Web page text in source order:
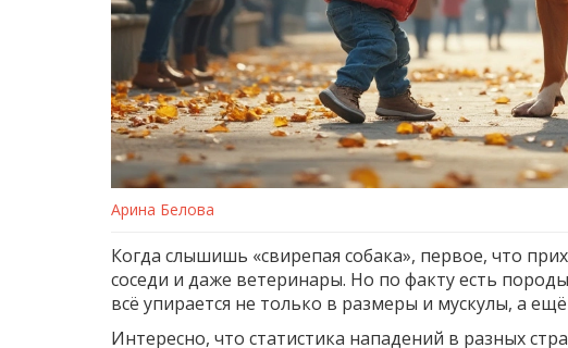
Арина Белова
Когда слышишь «свирепая собака», первое, что
соседи и даже ветеринары. Но по факту есть
всё упирается не только в размеры и мускулы, а
Интересно, что статистика нападений в разных